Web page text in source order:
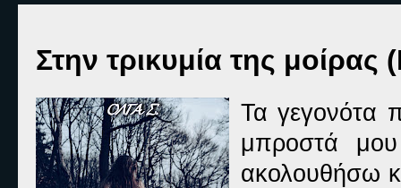
Στην τρικυμία της μοίρας
Τα γεγονότα
μπροστά
ακολουθήσω